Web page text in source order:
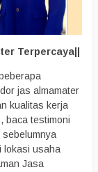
Terpercaya||
jas almamater
kualitas kerja
baca testimoni
lokasi usaha
Jasa